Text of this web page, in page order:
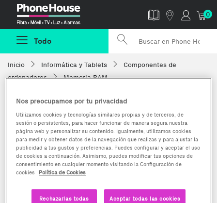
0
Todo
Inicio Informática y Tablets
Componentes de
ordenadores
Memoria RAM
Nos preocupamos por tu privacidad
Utilizamos cookies y tecnologías similares propias y de terceros, de
sesión o persistentes, para hacer funcionar de manera segura nuestra
página web y personalizar su contenido. Igualmente, utilizamos cookies
para medir y obtener datos de la navegación que realizas y para ajustar la
publicidad a tus gustos y preferencias. Puedes configurar y aceptar el uso
de cookies a continuación. Asimismo, puedes modificar tus opciones de
consentimiento en cualquier momento visitando la Configuración de
cookies
Política de Cookies
Rechazarlas todas Aceptar todas las cookies